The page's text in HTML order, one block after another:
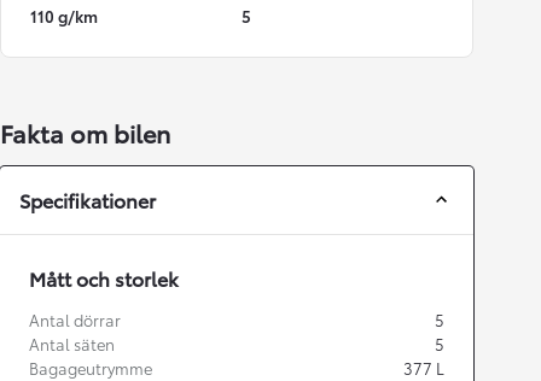
110 g/km
5
Fakta om bilen
Specifikationer
Mått och storlek
Antal dörrar
5
Antal säten
5
Bagageutrymme
377 L